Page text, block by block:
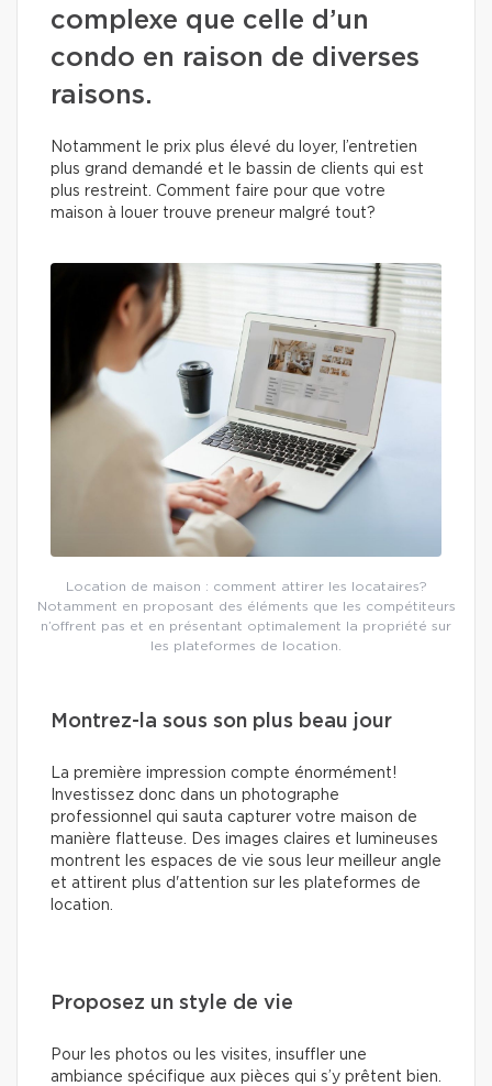
complexe que celle d’un
condo en raison de diverses
raisons.
Notamment le prix plus élevé du loyer, l’entretien
plus grand demandé et le bassin de clients qui est
plus restreint. Comment faire pour que votre
maison à louer trouve preneur malgré tout?
Location de maison : comment attirer les locataires?
Notamment en proposant des éléments que les compétiteurs
n’offrent pas et en présentant optimalement la propriété sur
les plateformes de location.
Montrez-la sous son plus beau jour
La première impression compte énormément!
Investissez donc dans un photographe
professionnel qui sauta capturer votre maison de
manière flatteuse. Des images claires et lumineuses
montrent les espaces de vie sous leur meilleur angle
et attirent plus d'attention sur les plateformes de
location.
Proposez un style de vie
Pour les photos ou les visites, insuffler une
ambiance spécifique aux pièces qui s’y prêtent bien.